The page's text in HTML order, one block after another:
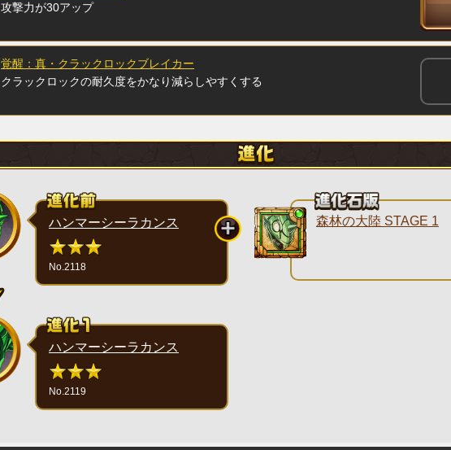
攻撃力が30アップ
覚醒：真・クラックロックブレイカー
クラックロックの耐久度をかなり減らしやすくする
ハンマーシーラカンス
No.2118
森林の大陸 STAGE 1
ハンマーシーラカンス
No.2119